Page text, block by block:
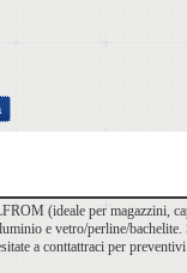
(ideale per magazzini,
e vetro/perline/
a conttattraci per